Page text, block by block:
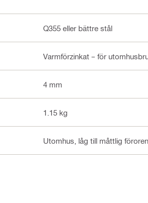
Q355 eller bättre stål
Varmförzinkat – för
4 mm
1.15 kg
Utomhus, låg till måttlig